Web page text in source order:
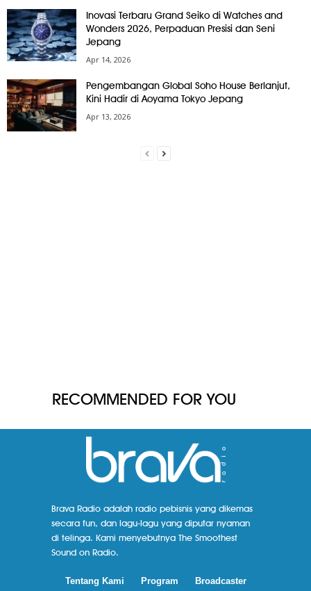
Inovasi Terbaru Grand Seiko di Watches and
Wonders 2026, Perpaduan Presisi dan Seni
Jepang
Apr 14, 2026
Pengembangan Global Soho House Berlanjut,
Kini Hadir di Aoyama Tokyo Jepang
Apr 13, 2026
RECOMMENDED FOR YOU
Brava Radio adalah radio pebisnis yang dikemas
secara fun, dan lagu-lagu yang diputar nyaman
di telinga. Kami menyebutnya The Smoothest
Sound on Radio.
Tentang Kami Program Broadcaster